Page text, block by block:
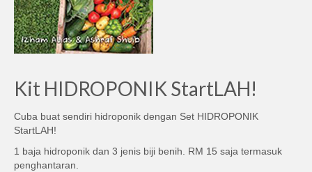
Kit HIDROPONIK StartLAH!
Cuba buat sendiri hidroponik dengan Set HIDROPONIK
StartLAH!
1 baja hidroponik dan 3 jenis biji benih. RM 15 saja termasuk
penghantaran.